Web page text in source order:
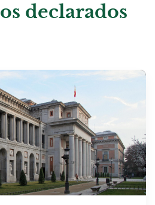
declarados